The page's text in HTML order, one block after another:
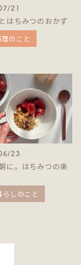
21
はちみつのおかず
のこと
23
に。はちみつの楽
らしのこと